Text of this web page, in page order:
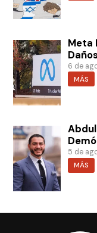
Meta
6 de
MÁS
5 de
MÁS